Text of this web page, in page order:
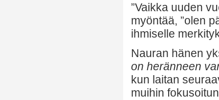
”Vaikka uuden
myöntää, ”olen
ihmiselle
Nauran hänen
on heränneen
kun laitan
muihin